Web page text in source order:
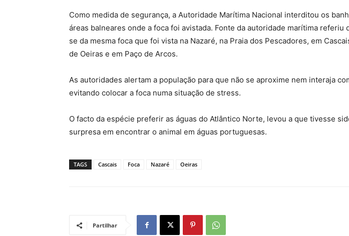
Como medida de segurança, a Autoridade Marítima Nacional interditou os
áreas balneares onde a foca foi avistada. Fonte da autoridade marítima referiu
se da mesma foca que foi vista na Nazaré, na Praia dos Pescadores, em
de Oeiras e em Paço de Arcos.
As autoridades alertam a população para que não se aproxime nem interaja
evitando colocar a foca numa situação de stress.
O facto da espécie preferir as águas do Atlântico Norte, levou a que tivesse
surpresa em encontrar o animal em águas portuguesas.
TAGS Cascais Foca Nazaré Oeiras
Partilhar